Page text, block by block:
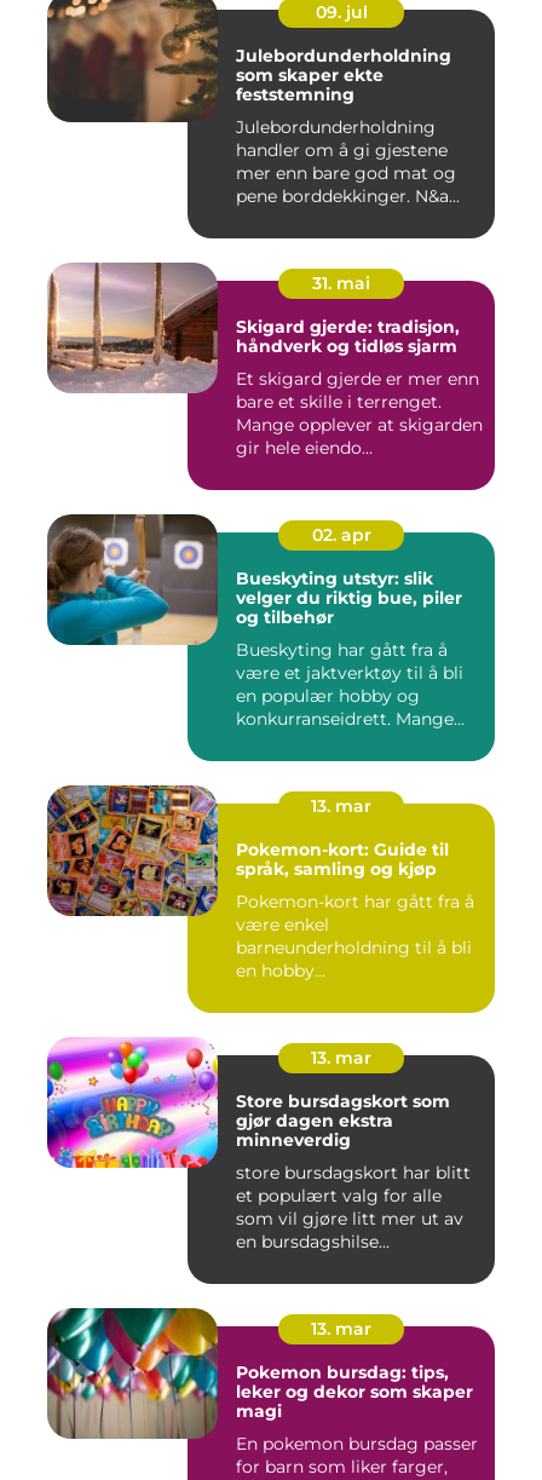
09. jul
Julebordunderholdning
som skaper ekte
feststemning
Julebordunderholdning
handler om å gi gjestene
mer enn bare god mat og
pene borddekkinger. N&a...
31. mai
Skigard gjerde: tradisjon,
håndverk og tidløs sjarm
Et skigard gjerde er mer enn
bare et skille i terrenget.
Mange opplever at skigarden
gir hele eiendo...
02. apr
Bueskyting utstyr: slik
velger du riktig bue, piler
og tilbehør
Bueskyting har gått fra å
være et jaktverktøy til å bli
en populær hobby og
konkurranseidrett. Mange...
13. mar
Pokemon-kort: Guide til
språk, samling og kjøp
Pokemon-kort har gått fra å
være enkel
barneunderholdning til å bli
en hobby...
13. mar
Store bursdagskort som
gjør dagen ekstra
minneverdig
store bursdagskort har blitt
et populært valg for alle
som vil gjøre litt mer ut av
en bursdagshilse...
13. mar
Pokemon bursdag: tips,
leker og dekor som skaper
magi
En pokemon bursdag passer
for barn som liker farger,